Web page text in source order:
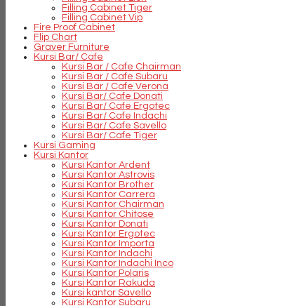
Filling Cabinet Tiger
Filling Cabinet Vip
Fire Proof Cabinet
Flip Chart
Graver Furniture
Kursi Bar/ Cafe
Kursi Bar / Cafe Chairman
Kursi Bar / Cafe Subaru
Kursi Bar / Cafe Verona
Kursi Bar/ Cafe Donati
Kursi Bar/ Cafe Ergotec
Kursi Bar/ Cafe Indachi
Kursi Bar/ Cafe Savello
Kursi Bar/ Cafe Tiger
Kursi Gaming
Kursi Kantor
Kursi Kantor Ardent
Kursi Kantor Astrovis
Kursi Kantor Brother
Kursi Kantor Carrera
Kursi Kantor Chairman
Kursi Kantor Chitose
Kursi Kantor Donati
Kursi Kantor Ergotec
Kursi Kantor Importa
Kursi Kantor Indachi
Kursi Kantor Indachi Inco
Kursi Kantor Polaris
Kursi Kantor Rakuda
Kursi kantor Savello
Kursi Kantor Subaru